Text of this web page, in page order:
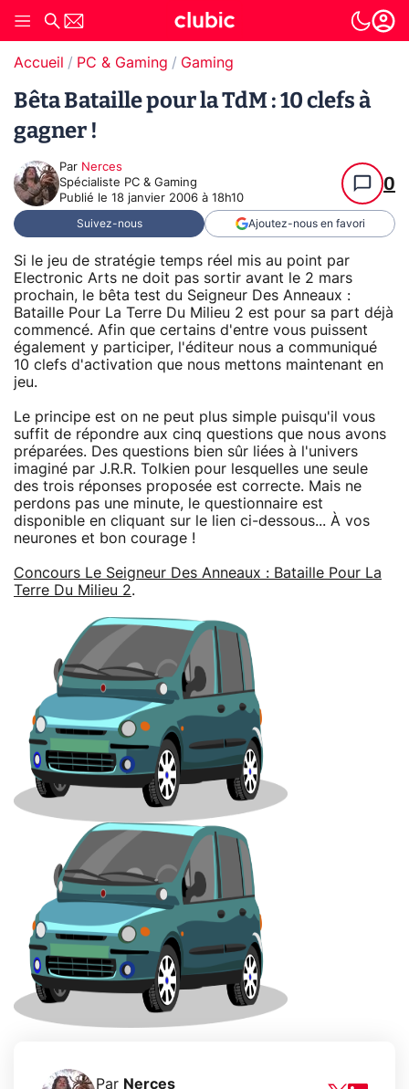
Accueil PC & Gaming Gaming
Bêta Bataille pour la TdM : 10 clefs à
gagner !
Par Nerces
Spécialiste PC & Gaming
Publié le 18 janvier 2006 à 18h10
0
Suivez-nous Ajoutez-nous en favori
Si le jeu de stratégie temps réel mis au point par
Electronic Arts ne doit pas sortir avant le 2 mars
prochain, le bêta test du Seigneur Des Anneaux :
Bataille Pour La Terre Du Milieu 2 est pour sa part déjà
commencé. Afin que certains d'entre vous puissent
également y participer, l'éditeur nous a communiqué
10 clefs d'activation que nous mettons maintenant en
jeu.
Le principe est on ne peut plus simple puisqu'il vous
suffit de répondre aux cinq questions que nous avons
préparées. Des questions bien sûr liées à l'univers
imaginé par J.R.R. Tolkien pour lesquelles une seule
des trois réponses proposée est correcte. Mais ne
perdons pas une minute, le questionnaire est
disponible en cliquant sur le lien ci-dessous... À vos
neurones et bon courage !
Concours Le Seigneur Des Anneaux : Bataille Pour La
Terre Du Milieu 2.
Par Nerces